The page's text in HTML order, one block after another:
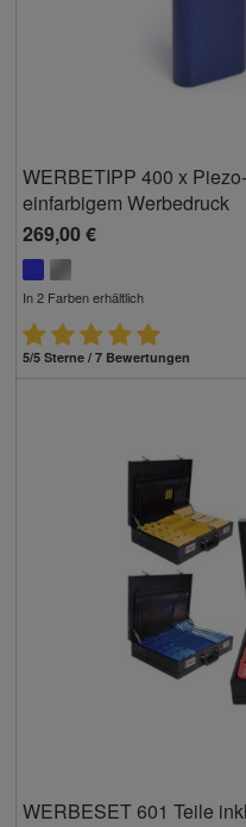
WERBETIPP 400 x
einfarbigem Werbedruck
269,00 €
In 2 Farben erhältlich
5/5 Sterne / 7 Bewertungen
WERBESET 601 Teile